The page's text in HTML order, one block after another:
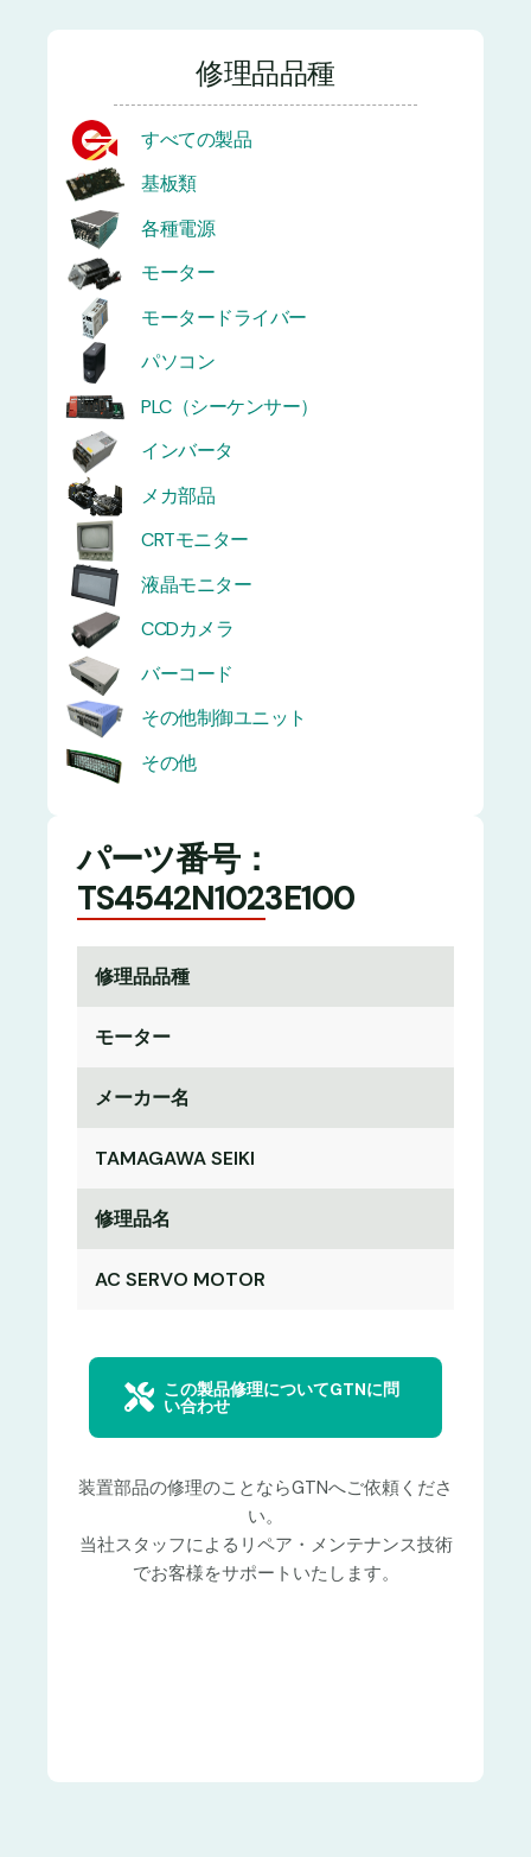
修理品品種
すべての製品
基板類
各種電源
モーター
モータードライバー
パソコン
PLC（シーケンサー）
インバータ
メカ部品
CRTモニター
液晶モニター
CCDカメラ
バーコード
その他制御ユニット
その他
パーツ番号：
TS4542N1023E100
修理品品種
モーター
メーカー名
TAMAGAWA SEIKI
修理品名
AC SERVO MOTOR
この製品修理についてGTNに問
い合わせ
装置部品の修理のことならGTNへご依頼くださ
い。
当社スタッフによるリペア・メンテナンス技術
でお客様をサポートいたします。